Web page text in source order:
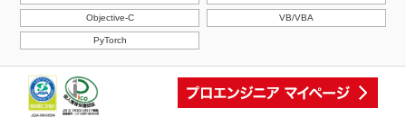
Objective-C VB/VBA
PyTorch